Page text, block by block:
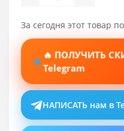
За сегодня этот товар
🔥 ПОЛУЧИТЬ
Telegram
НАПИСАТЬ нам в